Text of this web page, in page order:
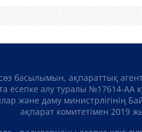
басылымын, ақпараттық
есепке алу туралы №17614-АА
және даму министрлігінің
ақпарат комитетімен 2019